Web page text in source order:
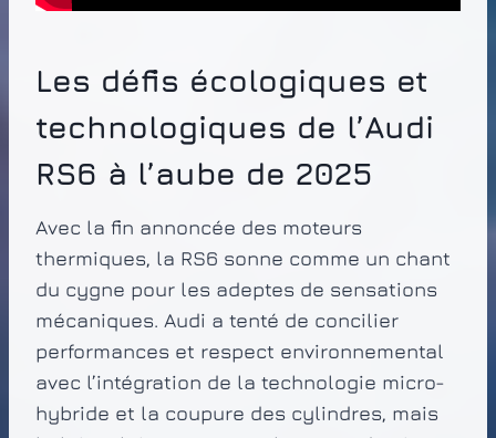
Les défis écologiques et
technologiques de l’Audi
RS6 à l’aube de 2025
Avec la fin annoncée des moteurs
thermiques, la RS6 sonne comme un chant
du cygne pour les adeptes de sensations
mécaniques. Audi a tenté de concilier
performances et respect environnemental
avec l’intégration de la technologie micro-
hybride et la coupure des cylindres, mais